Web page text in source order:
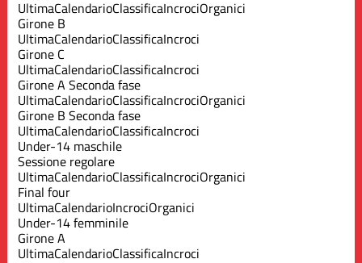
UltimaCalendarioClassificaIncrociOrganici
Girone B
UltimaCalendarioClassificaIncroci
Girone C
UltimaCalendarioClassificaIncroci
Girone A Seconda fase
UltimaCalendarioClassificaIncrociOrganici
Girone B Seconda fase
UltimaCalendarioClassificaIncroci
Under-14 maschile
Sessione regolare
UltimaCalendarioClassificaIncrociOrganici
Final four
UltimaCalendarioIncrociOrganici
Under-14 femminile
Girone A
UltimaCalendarioClassificaIncroci